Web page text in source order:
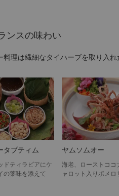
ンスの味わい
料理は繊細なタイハーブを取り入
タブティム
ドティラピアにケ
の薬味を添えて
ヤムソムオー
海老、ローストココ
ャロット入りポメロ